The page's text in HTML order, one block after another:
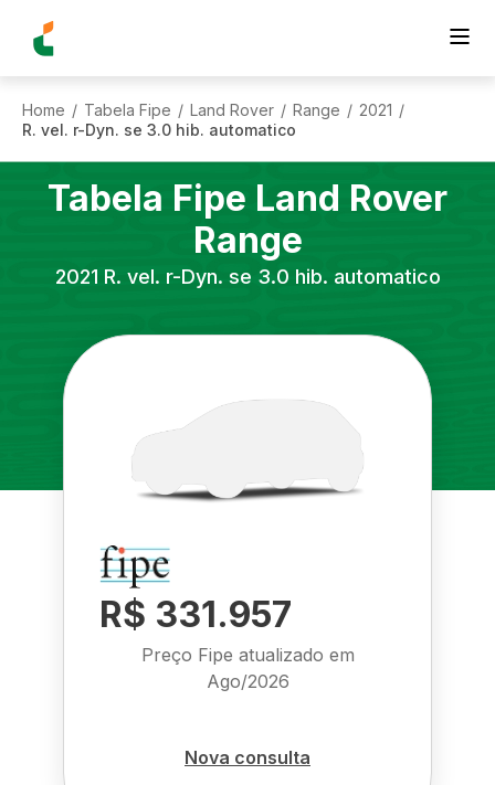
Home / Tabela Fipe / Land Rover / Range / 2021 /
R. vel. r-Dyn. se 3.0 hib. automatico
Tabela Fipe Land Rover
Range
2021 R. vel. r-Dyn. se 3.0 hib. automatico
R$ 331.957
Preço Fipe atualizado em
Ago/2026
Nova consulta